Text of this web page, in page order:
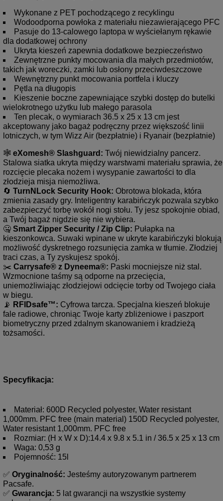
Wykonane z PET pochodzącego z recyklingu
Wodoodporna powłoka z materiału niezawierającego PFC
Pasuje do 13-calowego laptopa w wyściełanym rękawie
dla dodatkowej ochrony
Ukryta kieszeń zapewnia dodatkowe bezpieczeństwo
Zewnętrzne punkty mocowania dla małych przedmiotów,
takich jak woreczki, zamki lub osłony przeciwdeszczowe
Wewnętrzny punkt mocowania portfela i kluczy
Pętla na długopis
Kieszenie boczne zapewniające szybki dostęp do butelki
wielokrotnego użytku lub małego parasola
Ten plecak, o wymiarach 36.5 x 25 x 13 cm jest
akceptowany jako bagaż podręczny przez większość linii
lotniczych, w tym Wizz Air (bezpłatnie) i Ryanair (bezpłatnie)
🕸️ eXomesh® Slashguard: Twój niewidzialny pancerz.
Stalowa siatka ukryta między warstwami materiału sprawia, że
rozcięcie plecaka nożem i wysypanie zawartości to dla
złodzieja misja niemożliwa.
🔄 TurnNLock Security Hook: Obrotowa blokada, która
zmienia zasady gry. Inteligentny karabińczyk pozwala szybko
zabezpieczyć torbę wokół nogi stołu. Ty jesz spokojnie obiad,
a Twój bagaż nigdzie się nie wybiera.
🤐 Smart Zipper Security / Zip Clip: Pułapka na
kieszonkowca. Suwaki wpinane w ukryte karabińczyki blokują
możliwość dyskretnego rozsunięcia zamka w tłumie. Złodziej
traci czas, a Ty zyskujesz spokój.
✂️ Carrysafe® z Dyneema®: Paski mocniejsze niż stal.
Wzmocnione taśmy są odporne na przecięcia,
uniemożliwiając złodziejowi odcięcie torby od Twojego ciała
w biegu.
📡 RFIDsafe™: Cyfrowa tarcza. Specjalna kieszeń blokuje
fale radiowe, chroniąc Twoje karty zbliżeniowe i paszport
biometryczny przed zdalnym skanowaniem i kradzieżą
tożsamości.
Specyfikacja:
Materiał: 600D Recycled polyester, Water resistant
1,000mm. PFC free (main material) 150D Recycled polyester,
Water resistant 1,000mm. PFC free
Rozmiar: (H x W x D):14.4 x 9.8 x 5.1 in / 36.5 x 25 x 13 cm
Waga: 0,53 g
Pojemność: 15l
✅ Oryginalność: Jesteśmy autoryzowanym partnerem
Pacsafe.
✅ Gwarancja: 5 lat gwarancji na wszystkie systemy